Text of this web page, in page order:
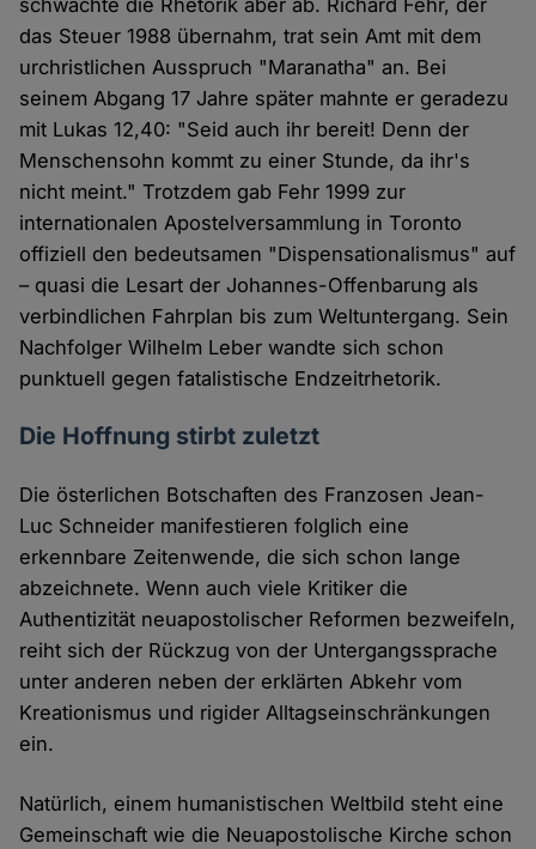
schwächte die Rhetorik aber ab. Richard Fehr, der
das Steuer 1988 übernahm, trat sein Amt mit dem
urchristlichen Ausspruch "Maranatha" an. Bei
seinem Abgang 17 Jahre später mahnte er geradezu
mit Lukas 12,40: "Seid auch ihr bereit! Denn der
Menschensohn kommt zu einer Stunde, da ihr's
nicht meint." Trotzdem gab Fehr 1999 zur
internationalen Apostelversammlung in Toronto
offiziell den bedeutsamen "Dispensationalismus" auf
– quasi die Lesart der Johannes-Offenbarung als
verbindlichen Fahrplan bis zum Weltuntergang. Sein
Nachfolger Wilhelm Leber wandte sich schon
punktuell gegen fatalistische Endzeitrhetorik.
Die Hoffnung stirbt zuletzt
Die österlichen Botschaften des Franzosen Jean-
Luc Schneider manifestieren folglich eine
erkennbare Zeitenwende, die sich schon lange
abzeichnete. Wenn auch viele Kritiker die
Authentizität neuapostolischer Reformen bezweifeln,
reiht sich der Rückzug von der Untergangssprache
unter anderen neben der erklärten Abkehr vom
Kreationismus und rigider Alltagseinschränkungen
ein.
Natürlich, einem humanistischen Weltbild steht eine
Gemeinschaft wie die Neuapostolische Kirche schon